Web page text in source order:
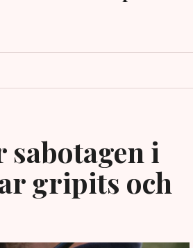
sabotagen i
gripits och